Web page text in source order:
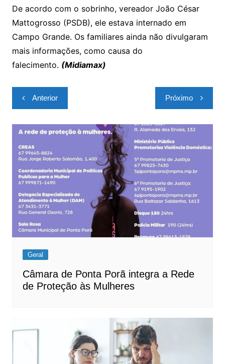
De acordo com o sobrinho, vereador João César
Mattogrosso (PSDB), ele estava internado em
Campo Grande. Os familiares ainda não divulgaram
mais informações, como causa do
falecimento. (Midiamax)
Navegação
de
Post
Anterior Próximo
Geral
Câmara de Ponta Porã integra a Rede
de Proteção às Mulheres